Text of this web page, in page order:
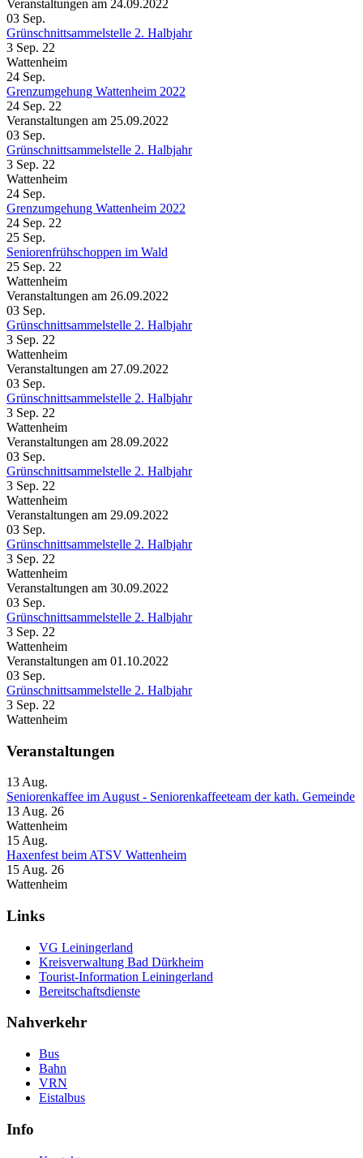
Veranstaltungen am 24.09.2022
03 Sep.
Grünschnittsammelstelle 2. Halbjahr
3 Sep. 22
Wattenheim
24 Sep.
Grenzumgehung Wattenheim 2022
24 Sep. 22
Veranstaltungen am 25.09.2022
03 Sep.
Grünschnittsammelstelle 2. Halbjahr
3 Sep. 22
Wattenheim
24 Sep.
Grenzumgehung Wattenheim 2022
24 Sep. 22
25 Sep.
Seniorenfrühschoppen im Wald
25 Sep. 22
Wattenheim
Veranstaltungen am 26.09.2022
03 Sep.
Grünschnittsammelstelle 2. Halbjahr
3 Sep. 22
Wattenheim
Veranstaltungen am 27.09.2022
03 Sep.
Grünschnittsammelstelle 2. Halbjahr
3 Sep. 22
Wattenheim
Veranstaltungen am 28.09.2022
03 Sep.
Grünschnittsammelstelle 2. Halbjahr
3 Sep. 22
Wattenheim
Veranstaltungen am 29.09.2022
03 Sep.
Grünschnittsammelstelle 2. Halbjahr
3 Sep. 22
Wattenheim
Veranstaltungen am 30.09.2022
03 Sep.
Grünschnittsammelstelle 2. Halbjahr
3 Sep. 22
Wattenheim
Veranstaltungen am 01.10.2022
03 Sep.
Grünschnittsammelstelle 2. Halbjahr
3 Sep. 22
Wattenheim
Veranstaltungen
13 Aug.
Seniorenkaffee im August - Seniorenkaffeeteam der kath. Gemeinde
13 Aug. 26
Wattenheim
15 Aug.
Haxenfest beim ATSV Wattenheim
15 Aug. 26
Wattenheim
Links
VG Leiningerland
Kreisverwaltung Bad Dürkheim
Tourist-Information Leiningerland
Bereitschaftsdienste
Nahverkehr
Bus
Bahn
VRN
Eistalbus
Info